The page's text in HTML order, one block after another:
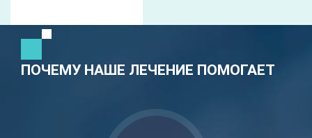
ПОЧЕМУ НАШЕ ЛЕЧЕНИЕ ПОМОГАЕТ